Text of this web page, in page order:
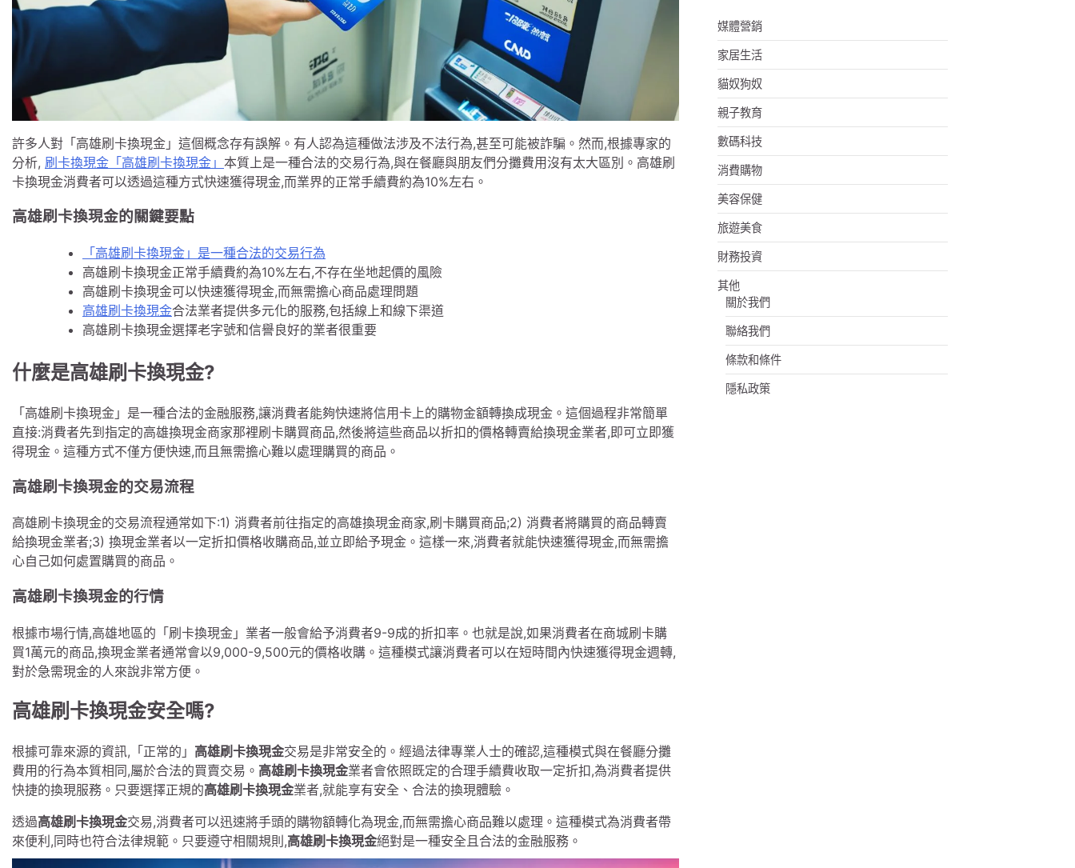
許多人對「高雄刷卡換現金」這個概念存有誤解。有人認為這種做法涉及不法行為,甚至可能被詐騙。然而,根據專家的
分析, 刷卡換現金「高雄刷卡換現金」 本質上是一種合法的交易行為,與在餐廳與朋友們分攤費用沒有太大區別。高雄刷
卡換現金消費者可以透過這種方式快速獲得現金,而業界的正常手續費約為10%左右。
高雄刷卡換現金的關鍵要點
「高雄刷卡換現金」是一種合法的交易行為
高雄刷卡換現金正常手續費約為10%左右,不存在坐地起價的風險
高雄刷卡換現金可以快速獲得現金,而無需擔心商品處理問題
高雄刷卡換現金合法業者提供多元化的服務,包括線上和線下渠道
高雄刷卡換現金選擇老字號和信譽良好的業者很重要
什麼是高雄刷卡換現金?
「高雄刷卡換現金」是一種合法的金融服務,讓消費者能夠快速將信用卡上的購物金額轉換成現金。這個過程非常簡單
直接:消費者先到指定的高雄換現金商家那裡刷卡購買商品,然後將這些商品以折扣的價格轉賣給換現金業者,即可立即獲
得現金。這種方式不僅方便快速,而且無需擔心難以處理購買的商品。
高雄刷卡換現金的交易流程
高雄刷卡換現金的交易流程通常如下:1) 消費者前往指定的高雄換現金商家,刷卡購買商品;2) 消費者將購買的商品轉賣
給換現金業者;3) 換現金業者以一定折扣價格收購商品,並立即給予現金。這樣一來,消費者就能快速獲得現金,而無需擔
心自己如何處置購買的商品。
高雄刷卡換現金的行情
根據市場行情,高雄地區的「刷卡換現金」業者一般會給予消費者9-9成的折扣率。也就是說,如果消費者在商城刷卡購
買1萬元的商品,換現金業者通常會以9,000-9,500元的價格收購。這種模式讓消費者可以在短時間內快速獲得現金週轉,
對於急需現金的人來說非常方便。
高雄刷卡換現金安全嗎?
根據可靠來源的資訊,「正常的」 高雄刷卡換現金交易是非常安全的。經過法律專業人士的確認,這種模式與在餐廳分攤
費用的行為本質相同,屬於合法的買賣交易。 高雄刷卡換現金業者會依照既定的合理手續費收取一定折扣,為消費者提供
快捷的換現服務。只要選擇正規的高雄刷卡換現金業者,就能享有安全、合法的換現體驗。
透過高雄刷卡換現金交易,消費者可以迅速將手頭的購物額轉化為現金,而無需擔心商品難以處理。這種模式為消費者帶
來便利,同時也符合法律規範。只要遵守相關規則,高雄刷卡換現金絕對是一種安全且合法的金融服務。
媒體營銷
家居生活
貓奴狗奴
親子教育
數碼科技
消費購物
美容保健
旅遊美食
財務投資
其他
關於我們
聯絡我們
條款和條件
隱私政策